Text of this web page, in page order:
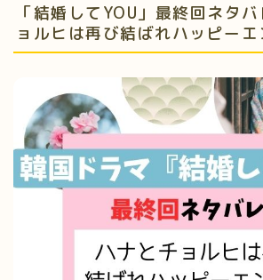
「結婚してYOU」最終回ネタ
ョルヒは再び結ばれハッピーエ